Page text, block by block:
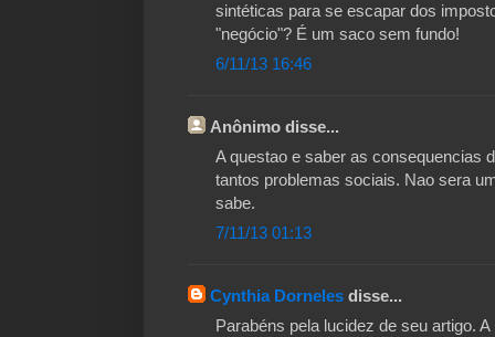
sintéticas para se escapar dos
"negócio"? É um saco sem fundo!
6/11/13 16:46
Anônimo disse...
A questao e saber as consequencias
tantos problemas sociais. Nao sera
sabe.
7/11/13 01:13
Cynthia Dorneles disse...
Parabéns pela lucidez de seu artigo.